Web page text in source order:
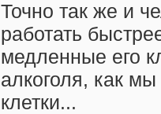
Точно так же и
работать
медленные его
алкоголя, как
клетки...